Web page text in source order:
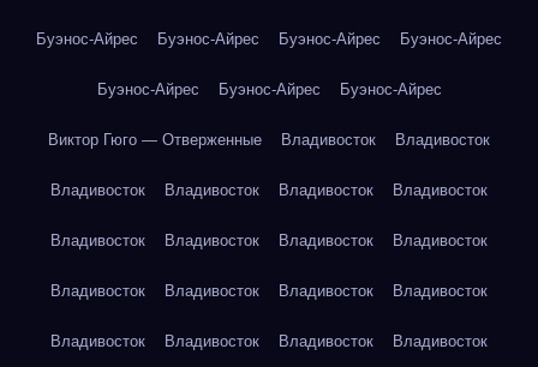
Буэнос-Айрес Буэнос-Айрес Буэнос-Айрес Буэнос-Айрес
Буэнос-Айрес Буэнос-Айрес Буэнос-Айрес
Виктор Гюго — Отверженные Владивосток Владивосток
Владивосток Владивосток Владивосток Владивосток
Владивосток Владивосток Владивосток Владивосток
Владивосток Владивосток Владивосток Владивосток
Владивосток Владивосток Владивосток Владивосток